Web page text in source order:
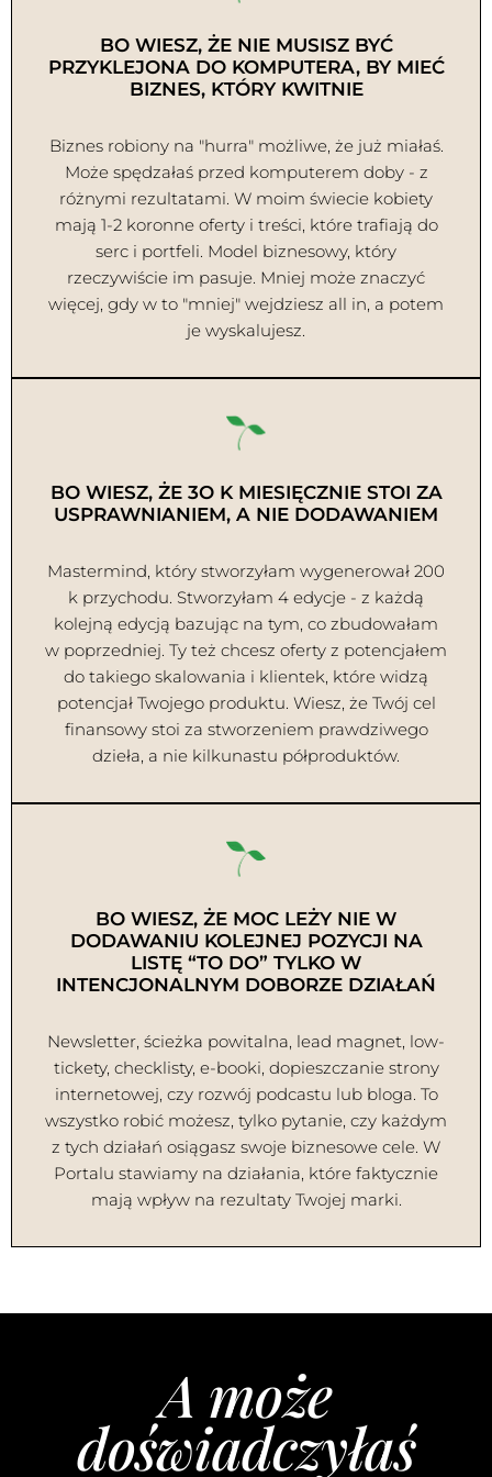
BO WIESZ, ŻE NIE MUSISZ BYĆ
PRZYKLEJONA DO KOMPUTERA, BY MIEĆ
BIZNES, KTÓRY KWITNIE
Biznes robiony na "hurra" możliwe, że już miałaś.
Może spędzałaś przed komputerem doby - z
różnymi rezultatami. W moim świecie kobiety
mają 1-2 koronne oferty i treści, które trafiają do
serc i portfeli. Model biznesowy, który
rzeczywiście im pasuje. Mniej może znaczyć
więcej, gdy w to "mniej" wejdziesz all in, a potem
je wyskalujesz.
BO WIESZ, ŻE 3O K MIESIĘCZNIE STOI ZA
USPRAWNIANIEM, A NIE DODAWANIEM
Mastermind, który stworzyłam wygenerował 200
k przychodu. Stworzyłam 4 edycje - z każdą
kolejną edycją bazując na tym, co zbudowałam
w poprzedniej. Ty też chcesz oferty z potencjałem
do takiego skalowania i klientek, które widzą
potencjał Twojego produktu. Wiesz, że Twój cel
finansowy stoi za stworzeniem prawdziwego
dzieła, a nie kilkunastu półproduktów.
BO WIESZ, ŻE MOC LEŻY NIE W
DODAWANIU KOLEJNEJ POZYCJI NA
LISTĘ “TO DO” TYLKO W
INTENCJONALNYM DOBORZE DZIAŁAŃ
Newsletter, ścieżka powitalna, lead magnet, low-
tickety, checklisty, e-booki, dopieszczanie strony
internetowej, czy rozwój podcastu lub bloga. To
wszystko robić możesz, tylko pytanie, czy każdym
z tych działań osiągasz swoje biznesowe cele. W
Portalu stawiamy na działania, które faktycznie
mają wpływ na rezultaty Twojej marki.
A może
doświadczyłaś